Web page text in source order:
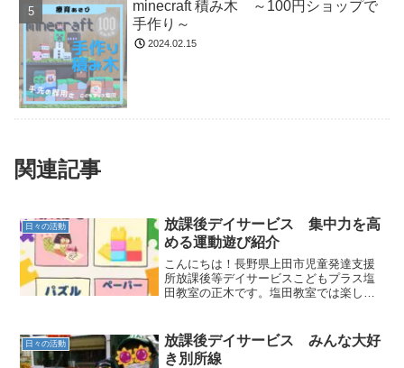
minecraft 積み木 ～100円ショップで
手作り～
2024.02.15
関連記事
日々の活動
放課後デイサービス 集中力を高
める運動遊び紹介
こんにちは！長野県上田市児童発達支援
所放課後等デイサービスこどもプラス塩
田教室の正木です。塩田教室では楽しく
こどもプラスでは自由あそびや運動あそ
びで集中力を高める遊びを...
日々の活動
放課後デイサービス みんな大好
き別所線